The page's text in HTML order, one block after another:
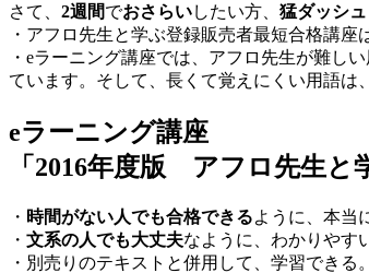
さて、 2週間でおさらいしたい方、 猛ダッシュ
・アフロ先生と学ぶ登録販売者最短合格講
・eラーニング講座では、アフロ先生が難し
ています。そして、長くて覚えにくい用語は
eラーニング講座
「2016年度版 アフロ先生と
・ 時間がない人でも合格できるように、本当
・ 文系の人でも大丈夫なように、わかりやす
・別売りのテキストと併用して、学習できる。